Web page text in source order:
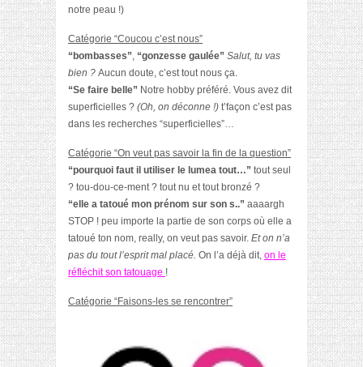
notre peau !)
Catégorie “Coucou c’est nous”
“bombasses”, “gonzesse gaulée” Salut, tu vas
bien ? Aucun doute, c’est tout nous ça.
“Se faire belle” Notre hobby préféré. Vous avez dit
superficielles ? (Oh, on déconne !) t’façon c’est pas
dans les recherches “superficielles”…
Catégorie “On veut pas savoir la fin de la question”
“pourquoi faut il utiliser le lumea tout…” tout seul
? tou-dou-ce-ment? tout nu et tout bronzé ?
“elle a tatoué mon prénom sur son s..” aaaargh
STOP ! peu importe la partie de son corps où elle a
tatoué ton nom, really, on veut pas savoir. Et on n’a
pas du tout l’esprit mal placé. On l’a déjà dit, on le
réfléchit son tatouage !
Catégorie “Faisons-les se rencontrer”